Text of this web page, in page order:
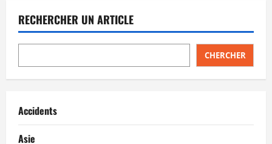
RECHERCHER UN ARTICLE
CHERCHER
Accidents
Asie